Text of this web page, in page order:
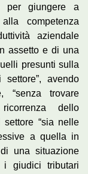
per giungere a
competenza
aziendale
assetto e di una
presunti sulla
avendo
“senza trovare
dello
“sia nelle
a quella in
una situazione
i giudici tributari